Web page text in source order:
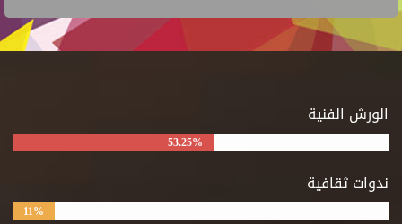
الورش الفنية
53.25%
ندوات ثقافية
11%